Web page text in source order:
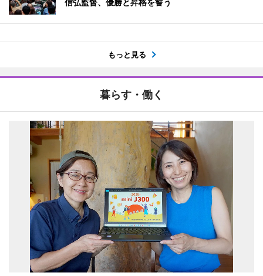
信弘監督、優勝と昇格を誓う
もっと見る
暮らす・働く